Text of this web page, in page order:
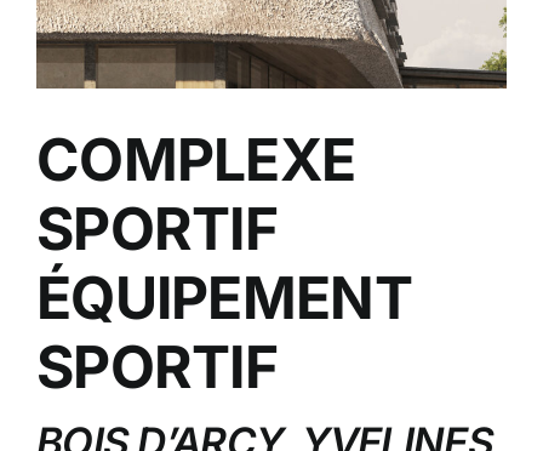
COMPLEXE
SPORTIF
ÉQUIPEMENT
SPORTIF